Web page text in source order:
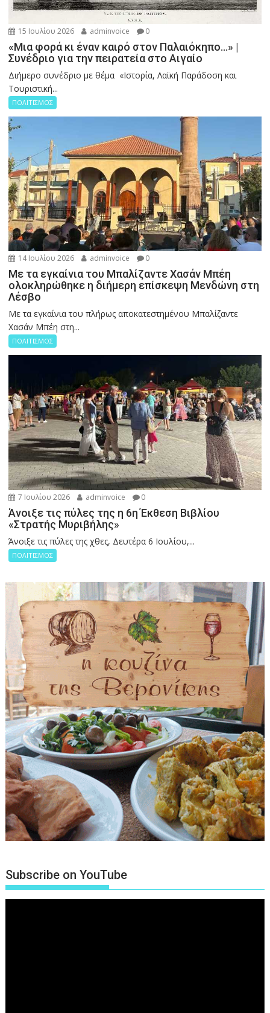
15 Ιουλίου 2026 adminvoice 0
«Μια φορά κι έναν καιρό στον Παλαιόκηπο…» |
Συνέδριο για την πειρατεία στο Αιγαίο
Διήμερο συνέδριο με θέμα «Ιστορία, Λαϊκή Παράδοση και
Τουριστική...
ΠΟΛΙΤΙΣΜΟΣ
14 Ιουλίου 2026 adminvoice 0
Με τα εγκαίνια του Μπαλίζαντε Χασάν Μπέη
ολοκληρώθηκε η διήμερη επίσκεψη Μενδώνη στη
Λέσβο
Με τα εγκαίνια του πλήρως αποκατεστημένου Μπαλίζαντε
Χασάν Μπέη στη...
ΠΟΛΙΤΙΣΜΟΣ
7 Ιουλίου 2026 adminvoice 0
Άνοιξε τις πύλες της η 6η Έκθεση Βιβλίου
«Στρατής Μυριβήλης»
Άνοιξε τις πύλες της χθες, Δευτέρα 6 Ιουλίου,...
ΠΟΛΙΤΙΣΜΟΣ
Subscribe on YouTube